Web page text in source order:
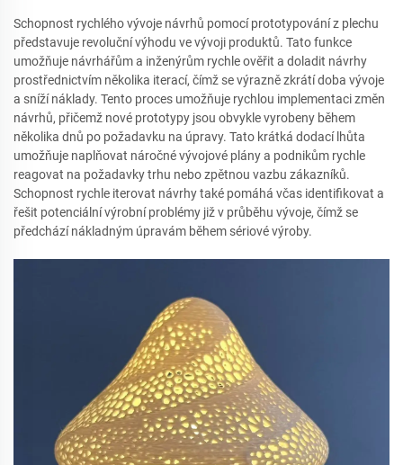
Schopnost rychlého vývoje návrhů pomocí prototypování z plechu
představuje revoluční výhodu ve vývoji produktů. Tato funkce
umožňuje návrhářům a inženýrům rychle ověřit a doladit návrhy
prostřednictvím několika iterací, čímž se výrazně zkrátí doba vývoje
a sníží náklady. Tento proces umožňuje rychlou implementaci změn
návrhů, přičemž nové prototypy jsou obvykle vyrobeny během
několika dnů po požadavku na úpravy. Tato krátká dodací lhůta
umožňuje naplňovat náročné vývojové plány a podnikům rychle
reagovat na požadavky trhu nebo zpětnou vazbu zákazníků.
Schopnost rychle iterovat návrhy také pomáhá včas identifikovat a
řešit potenciální výrobní problémy již v průběhu vývoje, čímž se
předchází nákladným úpravám během sériové výroby.